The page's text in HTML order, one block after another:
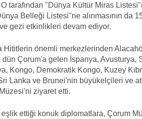
tarafından "Dünya Kültür Miras
Belleği Listesi"ne alınmasının da
gezi etkinlikleri devam ediyor.
Hititlerin önemli merkezlerinden
dün Çorum'a gelen İspanya, Avusturya,
Kongo, Demokratik Kongo, Kuzey
Lanka ve Brunei'nin büyükelçileri ve
ziyaret etti.
eşlik ettiği konuk diplomatlara, Çorum